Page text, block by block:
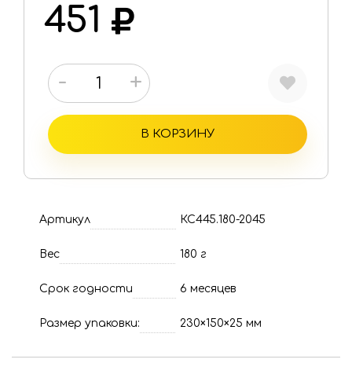
451
- +
В КОРЗИНУ
Артикул КС445.180-2045
Вес 180 г
Срок годности 6 месяцев
Размер упаковки: 230×150×25 мм